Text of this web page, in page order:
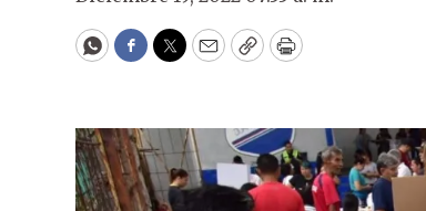
WhatsApp
Facebook
Twitter
EmailCopyPrint